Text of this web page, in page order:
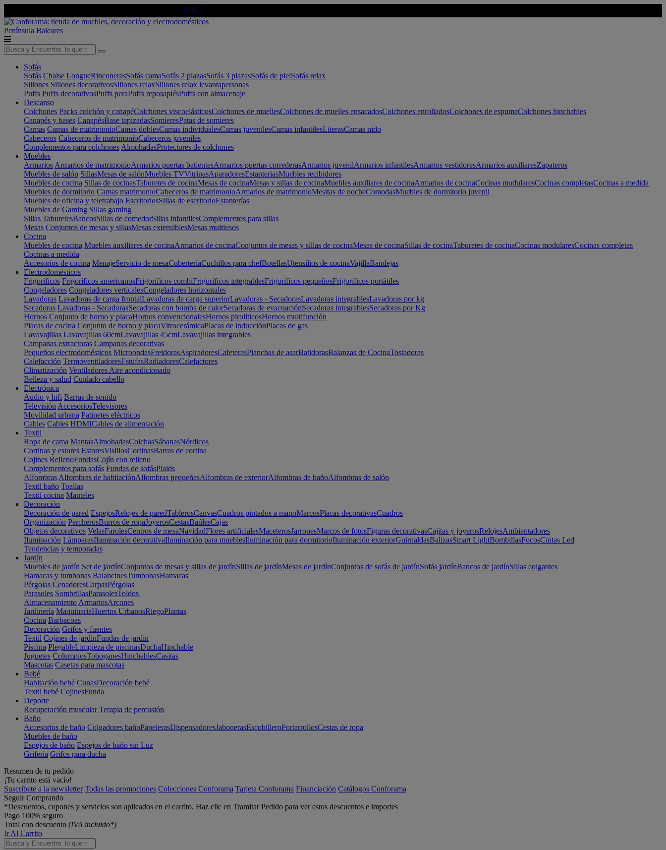
AQUÍ
Península Baleares
Sofás
Sofás Chaise LongueRinconerasSofás camaSofás 2 plazasSofás 3 plazasSofás de pielSofás relax
Sillones Sillones decorativosSillones relaxSillones relax levantapersonas
Puffs Puffs decorativosPuffs peraPuffs reposapiésPuffs con almacenaje
Descanso
Colchones Packs colchón y canapéColchones viscoelásticosColchones de muellesColchones de muelles ensacadosColchones enrolladosColchones de espumaColchones hinchables
Canapés y bases CanapésBase tapizadasSomieresPatas de somieres
Camas Camas de matrimonioCamas doblesCamas individualesCamas juvenilesCamas infantilesLiterasCamas nido
Cabeceros Cabeceros de matrimonioCabeceros juveniles
Complementos para colchones AlmohadasProtectores de colchones
Muebles
Armarios Armarios de matrimonioArmarios puertas batientesArmarios puertas correderasArmarios juvenilArmarios infantilesArmarios vestidoresArmarios auxiliaresZapateros
Muebles de salón SillasMesas de salónMuebles TVVitrinasAparadoresEstanteriasMuebles recibidores
Muebles de cocina Sillas de cocinasTaburetes de cocinaMesas de cocinaMesas y sillas de cocinaMuebles auxiliares de cocinaArmarios de cocinaCocinas modularesCocinas completasCocinas a medida
Muebles de dormitorio Camas matrimonioCabeceros de matrimonioArmarios de matrimonioMesitas de nocheComodasMuebles de dormitorio juvenil
Muebles de oficina y teletrabajo EscritoriosSillas de escritorioEstanterías
Muebles de Gaming Sillas gaming
Sillas TaburetesBancosSillas de comedorSillas infantilesComplementos para sillas
Mesas Conjuntos de mesas y sillasMesas extensiblesMesas multiusos
Cocina
Muebles de cocina Muebles auxiliares de cocinaArmarios de cocinaConjuntos de mesas y sillas de cocinaMesas de cocinaSillas de cocinaTaburetes de cocinaCocinas modularesCocinas completas
Cocinas a medida
Accesorios de cocina MenajeServicio de mesaCuberteríaCuchillos para chefBotellasUtensilios de cocinaVajillaBandejas
Electrodomésticos
Frigoríficos Frigoríficos americanosFrigoríficos combiFrigoríficos integrablesFrigoríficos pequeñosFrigoríficos portátiles
Congeladores Congeladores verticalesCongeladores horizontales
Lavadoras Lavadoras de carga frontalLavadoras de carga superiorLavadoras - SecadorasLavadoras integrablesLavadoras por kg
Secadoras Lavadoras - SecadorasSecadoras con bomba de calorSecadoras de evacuaciónSecadoras integrablesSecadoras por Kg
Hornos Conjunto de horno y placaHornos convencionalesHornos pirolíticosHornos multifunción
Placas de cocina Conjunto de horno y placaVitrocerámicaPlacas de inducciónPlacas de gas
Lavavajillas Lavavajillas 60cmLavavajillas 45cmLavavajillas integrables
Campanas extractoras Campanas decorativas
Pequeños electrodomésticos MicroondasFreidorasAspiradoresCafeterasPlanchas de asarBatidorasBalanzas de CocinaTostadoras
Calefacción TermoventiladoresEstufasRadiadoresCalefactores
Climatización Ventiladores Aire acondicionado
Belleza y salud Cuidado cabello
Electrónica
Audio y hifi Barras de sonido
Televisión AccesoriosTelevisores
Movilidad urbana Patinetes eléctricos
Cables Cables HDMICables de alimentación
Textil
Ropa de cama MantasAlmohadasColchasSábanasNórdicos
Cortinas y estores EstoresVisillosCortinasBarras de cortina
Cojines RellenoFundasCojín con relleno
Complementos para sofás Fundas de sofásPlaids
Alfombras Alfombras de habitaciónAlfombras pequeñasAlfombras de exteriorAlfombras de bañoAlfombras de salón
Textil baño Toallas
Textil cocina Manteles
Decoración
Decoración de pared EspejosRelojes de paredTablerosCanvasCuadros pintados a manoMarcosPlacas decorativasCuadros
Organización PercherosBurros de ropaJoyerosCestasBaúlesCajas
Objetos decorativos VelasFarolesCentros de mesaNavidadFlores artificialesMaceterosJarronesMarcos de fotosFiguras decorativasCajitas y joyerosRelojesAmbientadores
Iluminación LámparasIluminación decorativaIluminación para mueblesIluminación para dormitorioIluminación exteriorGuirnaldasBalizasSmart LightBombillasFocosCintas Led
Tendencias y temporadas
Jardín
Muebles de jardín Set de jardínConjuntos de mesas y sillas de jardínSillas de jardínMesas de jardínConjuntos de sofás de jardínSofás jardínBancos de jardínSillas colgantes
Hamacas y tumbonas BalancinesTumbonasHamacas
Pérgolas CenadoresCarpasPérgolas
Parasoles SombrillasParasolesToldos
Almacenamiento ArmariosArcones
Jardinería MaquinariaHuertos UrbanosRiegoPlantas
Cocina Barbacoas
Decoración Grifos y fuentes
Textil Cojines de jardínFundas de jardín
Piscina PlegableLimpieza de piscinasDuchaHinchable
Juguetes ColumpiosToboganesHinchablesCasitas
Mascotas Casetas para mascotas
Bebé
Habitación bebé CunasDecoración bebé
Textil bebé CojinesFunda
Deporte
Recuperación muscular Terapia de percusión
Baño
Accesorios de baño Colgadores bañoPapelerasDispensadoresJabonerasEscobilleroPortarrollosCestas de ropa
Muebles de baño
Espejos de baño Espejos de baño sin Luz
Grifería Grifos para ducha
Resumen de tu pedido
¡Tu carrito está vacío!
Suscríbete a la newsletter Todas las promociones Colecciones Conforama Tarjeta Conforama Financiación Catálogos Conforama
Seguir Comprando
*Descuentos, cupones y servicios son aplicados en el carrito. Haz clic en Tramitar Pedido para ver estos descuentos e importes
Pago 100% seguro
Total con descuento (IVA incluido*)
Ir Al Carrito